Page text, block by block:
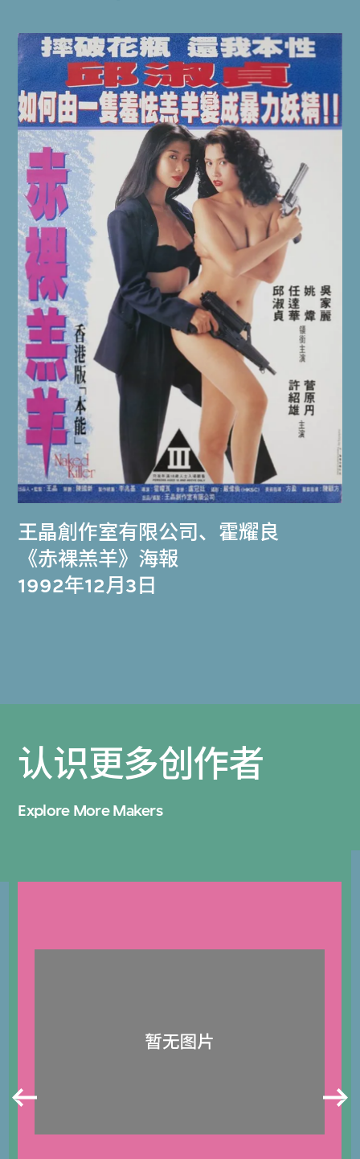
王晶創作室有限公司 、 霍耀良
《赤裸羔羊》海報
1992年12月3日
认识更多创作者
Explore More Makers